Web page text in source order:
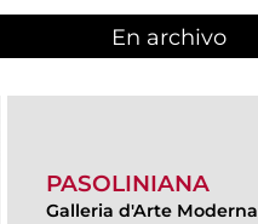
En archivo
PASOLINIANA
Galleria d'Arte Moderna